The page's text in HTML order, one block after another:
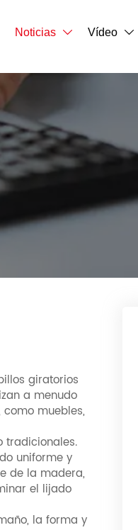
Noticias  Vídeo 
giratorios
a menudo
muebles,
tradicionales.
uniforme y
de la madera,
el lijado
la forma y